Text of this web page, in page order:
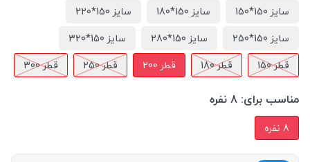
سایز 150*150 سایز 150*180
سایز 150*220
سایز 150*250
سایز 150*280
سایز 150*320
قطر 150
قطر 180 قطر 200 قطر 250 قطر 300
مناسب برای: 8 نفره
8 نفره